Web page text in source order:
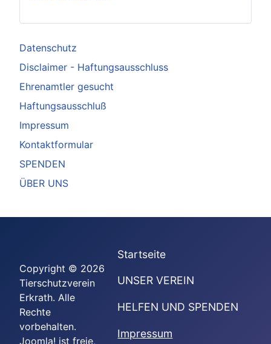
Datenschutz
Disclaimer - Haftungsausschluss
Ehrenamtler gesucht
Haftungsausschluß
Impressum
Kontaktformular
SPENDEN
ÜBER UNS
Copyright © 2026
Tierschutzverein
Erkrath. Alle
Rechte
vorbehalten.
Joomla! ist freie,
Startseite
UNSER VEREIN
HELFEN UND SPENDEN
Impressum